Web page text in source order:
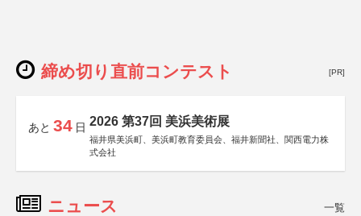
締め切り直前コンテスト [PR]
あと 34 日 2026 第37回 美浜美術展
福井県美浜町、美浜町教育委員会、福井新聞社、関西電力株
式会社
ニュース 一覧